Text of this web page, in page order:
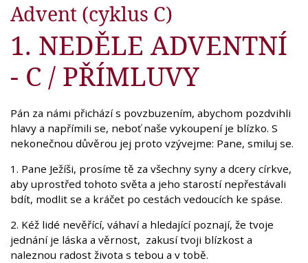
Advent (cyklus C)
1. NEDĚLE ADVENTNÍ
- C / PŘÍMLUVY
Pán za námi přichází s povzbuzením, abychom pozdvihli
hlavy a napřímili se, neboť naše vykoupení je blízko. S
nekonečnou důvěrou jej proto vzývejme: Pane, smiluj se.
1. Pane Ježíši, prosíme tě za všechny syny a dcery církve,
aby uprostřed tohoto světa a jeho starostí nepřestávali
bdít, modlit se a kráčet po cestách vedoucích ke spáse.
2. Kéž lidé nevěřící, váhaví a hledající poznají, že tvoje
jednání je láska a věrnost, zakusí tvoji blízkost a
naleznou radost života s tebou a v tobě.